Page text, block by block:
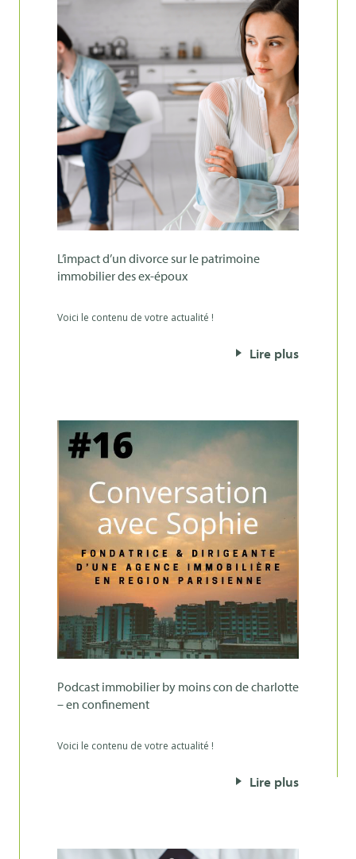
l’impact d’un divorce sur le patrimoine
immobilier des ex-époux
Voici le contenu de votre actualité !
Lire plus
podcast immobilier by moins con de charlotte
– en confinement
Voici le contenu de votre actualité !
Lire plus